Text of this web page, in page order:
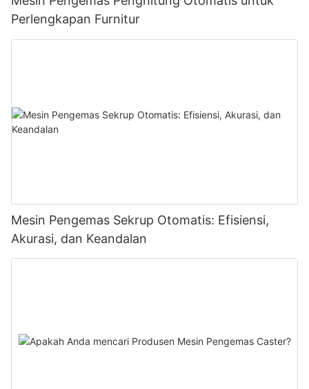
Perlengkapan Furnitur
Mesin Pengemas Sekrup Otomatis: Efisiensi,
Akurasi, dan Keandalan